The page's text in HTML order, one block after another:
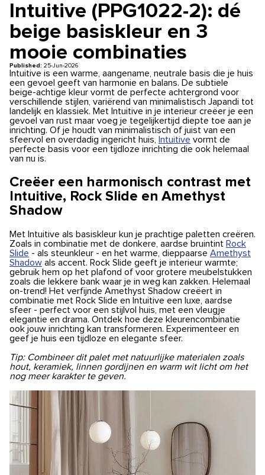
Intuitive (PPG1022-2): dé
beige basiskleur en 3
mooie combinaties
Published: 25-Jun-2026
Intuitive is een warme, aangename, neutrale basis die je huis
een gevoel geeft van harmonie en balans. De subtiele
beige-achtige kleur vormt de perfecte achtergrond voor
verschillende stijlen, variërend van minimalistisch Japandi tot
landelijk en klassiek. Met Intuitive in je interieur creëer je een
gevoel van rust maar voeg je tegelijkertijd diepte toe aan je
inrichting. Of je houdt van minimalistisch of juist van een
sfeervol en overdadig ingericht huis,
Intuitive vormt de
perfecte basis voor een tijdloze inrichting die ook helemaal
van nu is.
Creëer een harmonisch contrast met
Intuitive, Rock Slide en Amethyst
Shadow
Met Intuitive als basiskleur kun je prachtige paletten creëren.
Zoals in combinatie met de donkere, aardse bruintint Rock
Slide - als steunkleur - en het warme, dieppaarse Amethyst
Shadow als accent. Rock Slide geeft je interieur warmte;
gebruik hem op het plafond of voor grotere meubelstukken
zoals die lekkere bank waar je in weg kan zakken. Helemaal
on-trend! Het verfijnde Amethyst Shadow creëert in
combinatie met Rock Slide en Intuitive een luxe, aardse
sfeer - perfect voor een stijlvol huis, met een vleugje
elegantie en drama. Ontdek hoe deze kleurencombinatie
ook jouw inrichting kan transformeren. Experimenteer en
geef je huis een tijdloze en elegante sfeer.
Tip: Combineer dit palet met natuurlijke materialen zoals
hout, keramiek, linnen gordijnen en warm wit licht om het
nog meer karakter te geven.